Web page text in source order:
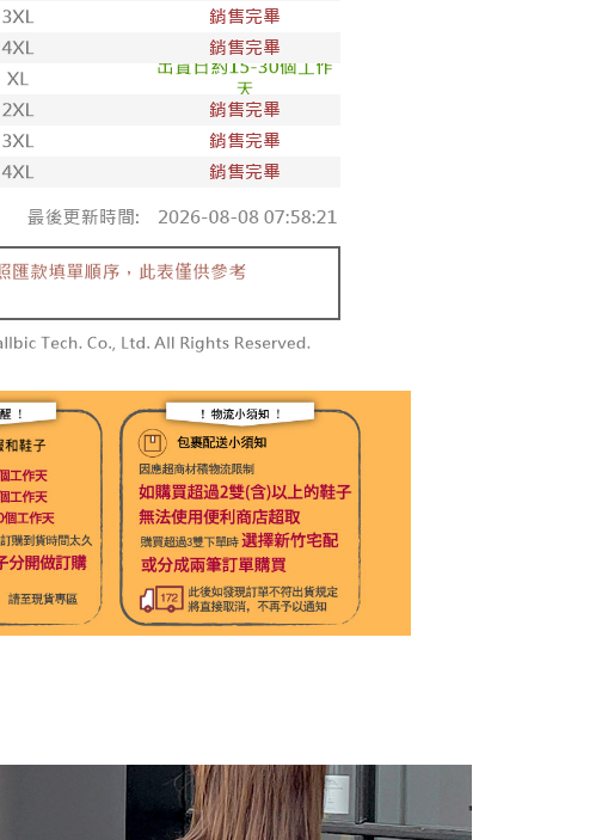
每筆NT$150，滿NT$1,800(含以上)免運費